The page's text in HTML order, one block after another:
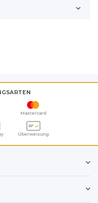
Mastercard
Überweisung